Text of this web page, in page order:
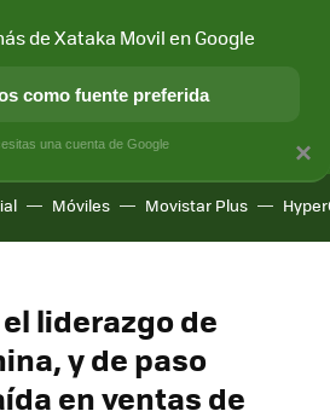
Y SOCIEDAD APLICACIONES
Móviles Movistar Plus
liderazgo de
y de paso
en ventas de
×
de Xataka Movil en Google
como fuente preferida
una cuenta de Google